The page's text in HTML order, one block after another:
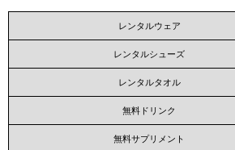
レンタルウェア
レンタルシューズ
レンタルタオル
無料ドリンク
無料サプリメント